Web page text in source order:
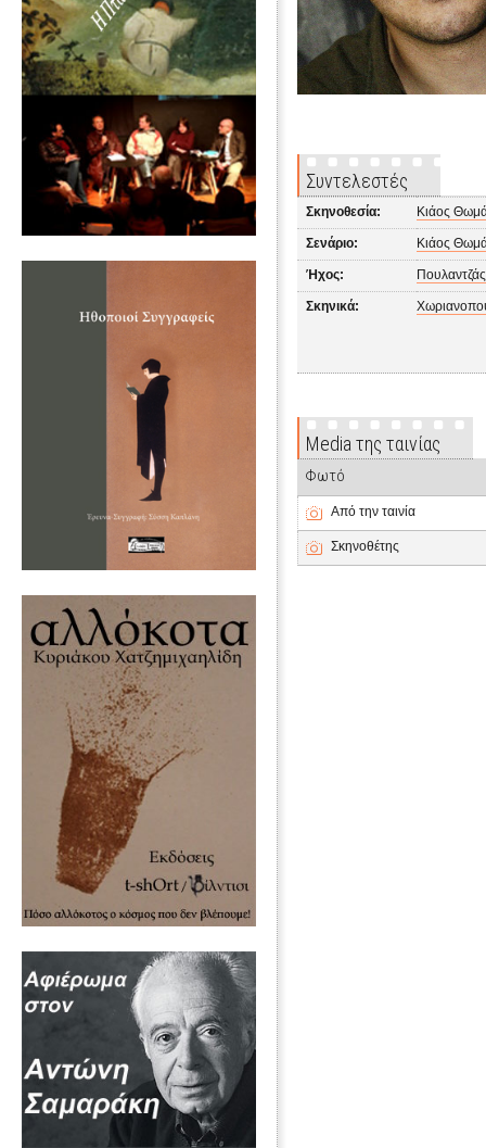
Συντελεστές
Σκηνοθεσία: Κιάος
Σενάριο: Κιάος
Ήχος:
Σκηνικά:
Media της ταινίας
Φωτό
Από την ταινία
Σκηνοθέτης